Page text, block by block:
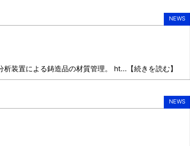
NEWS
装置による鋳造品の材質管理。 ht...【続きを読む】
NEWS